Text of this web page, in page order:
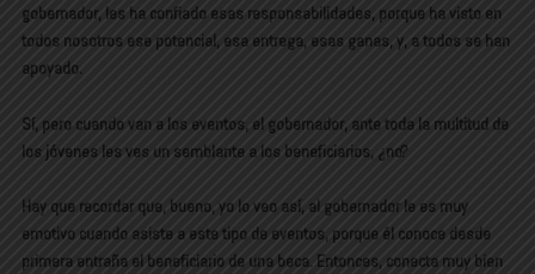
gobernador, les ha confiado esas responsabilidades, porque ha visto en
todos nosotros ese potencial, esa entrega, esas ganas, y, a todos se han
apoyado.
Sí, pero cuando van a los eventos, el gobernador, ante toda la multitud de
los jóvenes les ves un semblante a los beneficiarios, ¿no?
Hay que recordar que, bueno, yo lo veo así, al gobernador le es muy
emotivo cuando asiste a este tipo de eventos, porque él conoce desde
primera entraña el beneficiario de una beca. Entonces, conecta muy bien